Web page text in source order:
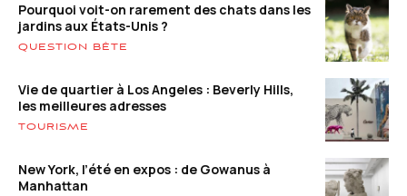
Pourquoi voit-on rarement des chats dans les
jardins aux États-Unis ?
QUESTION BÊTE
Vie de quartier à Los Angeles : Beverly Hills,
les meilleures adresses
TOURISME
New York, l’été en expos : de Gowanus à
Manhattan